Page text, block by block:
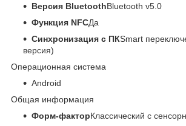
Версия BluetoothBluetooth v5.0
Функция NFCДа
Синхронизация с ПКSmart
версия)
Операционная система
Android
Общая информация
Форм-факторКлассический с